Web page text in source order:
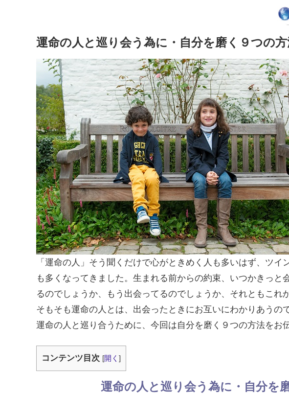
運命の人と巡り会う為に・自分を磨く９つの
「運命の人」そう聞くだけで心がときめく人も多いはず、ツイ
も多くなってきました。生まれる前からの約束、いつかきっと
るのでしょうか、もう出会ってるのでしょうか、それともこれ
そもそも運命の人とは、出会ったときにお互いにわかりあうの
運命の人と巡り合うために、今回は自分を磨く９つの方法をお
コンテンツ目次 [開く ]
運命の人と巡り会う為に・自分を